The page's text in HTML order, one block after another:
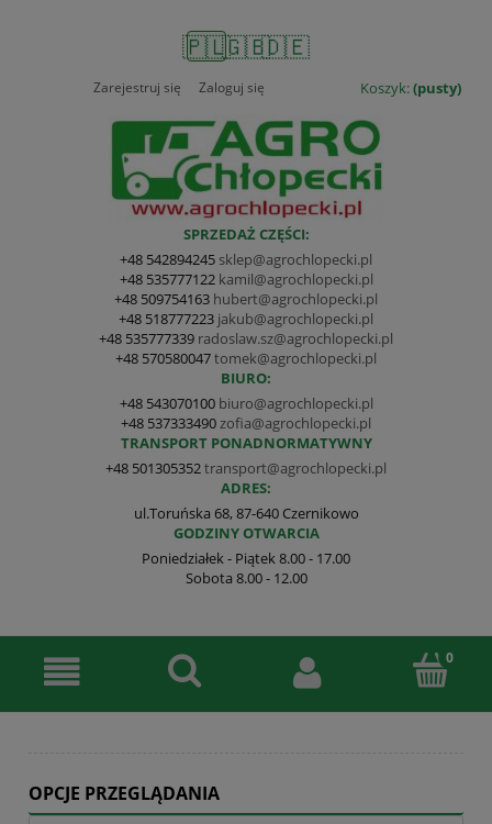
🇵🇱🇬🇧🇩🇪
Koszyk:(pusty)
Zarejestruj się Zaloguj się
SPRZEDAŻ CZĘŚCI:
+48 542894245 sklep@agrochlopecki.pl
+48 535777122 kamil@agrochlopecki.pl
+48 509754163 hubert@agrochlopecki.pl
+48 518777223 jakub@agrochlopecki.pl
+48 535777339 radoslaw.sz@agrochlopecki.pl
+48 570580047tomek@agrochlopecki.pl
BIURO:
+48 543070100 biuro@agrochlopecki.pl
+48 537333490 zofia@agrochlopecki.pl
TRANSPORT PONADNORMATYWNY
+48 501305352transport@agrochlopecki.pl
ADRES:
ul.Toruńska 68, 87-640 Czernikowo
GODZINY OTWARCIA
Poniedziałek - Piątek 8.00 - 17.00
Sobota 8.00 - 12.00
OPCJE PRZEGLĄDANIA